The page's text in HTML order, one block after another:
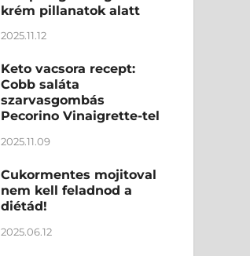
krém pillanatok alatt
2025.11.12
Keto vacsora recept:
Cobb saláta
szarvasgombás
Pecorino Vinaigrette-tel
2025.11.09
Cukormentes mojitoval
nem kell feladnod a
diétád!
2025.06.12